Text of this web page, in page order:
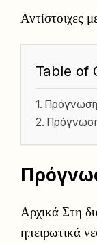
Αντίστοιχες
Table of
Πρόγνωση
Αρχικά Στη
ηπειρωτικά